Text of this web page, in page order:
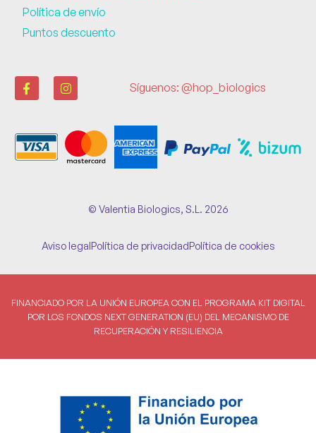
Política de envío
Puntos descuento
Síguenos: @hop_biologics
© Valentia Biologics, S.L. 2026
Aviso legalPolítica de privacidadPolítica de cookies
FINANCIADO POR LA UNIÓN EUROPEA CON EL PROGRAMA KIT DIGITAL
POR LOS FONDOS NEXT GENERATION (EU) DEL MECANISMO DE
RECUPERACIÓN Y RESILIENCIA